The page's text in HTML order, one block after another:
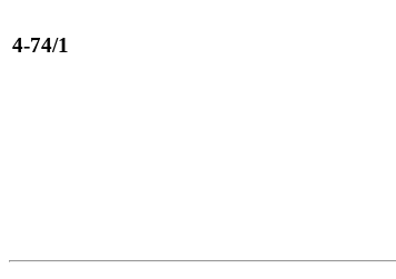
4-74/1